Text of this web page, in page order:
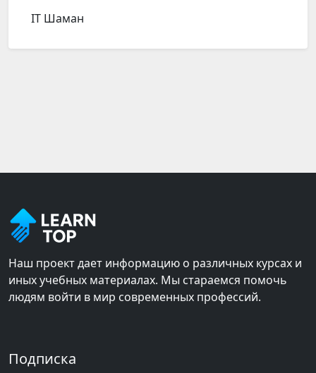
IT Шаман
Наш проект дает информацию о различных курсах и
иных учебных материалах. Мы стараемся помочь
людям войти в мир современных профессий.
Подписка